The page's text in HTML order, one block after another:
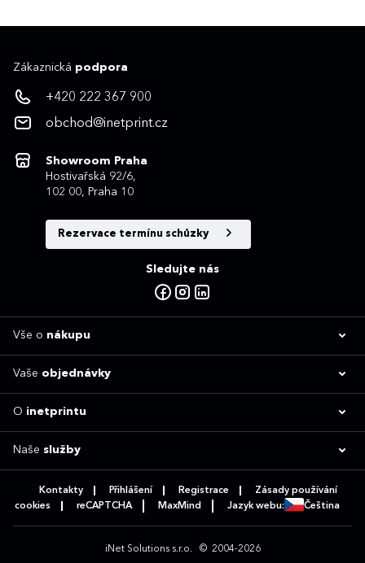
Zákaznická podpora
+420 222 367 900
obchod@inetprint.cz
Showroom Praha
Hostivařská 92/6,
102 00, Praha 10
Rezervace termínu schůzky
Sledujte nás
Vše o nákupu
Vaše objednávky
O inetprintu
Naše služby
Kontakty Přihlášení Registrace
Zásady používání
cookies
reCAPTCHA MaxMind Jazyk webu: Čeština
iNet Solutions s.r.o. © 2004-2026